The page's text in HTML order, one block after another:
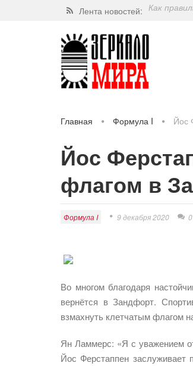
Лента новостей: Завершат
Через 5
Главная Формула I Йос
Йос
флагом в
Формула I 9 декабря 2020 0
Во многом благодаря
вернётся в Зандфорт.
взмахнуть клетчатым флагом
Ян Ламмерс: «Я с уважением
Йос Ферстаппен заслуживает